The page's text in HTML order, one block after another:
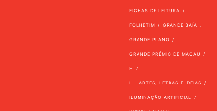
FICHAS DE LEITURA
FOLHETIM GRANDE BAÍA
GRANDE PLANO
GRANDE PRÉMIO DE MACAU
H
H | ARTES, LETRAS E IDEIAS
ILUMINAÇÃO ARTIFICIAL